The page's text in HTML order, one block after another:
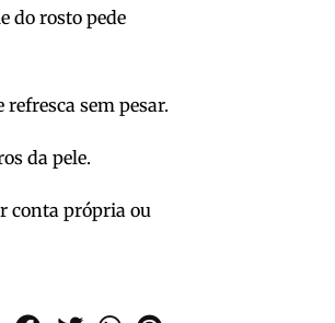
do rosto pede
sem pesar.
da pele.
conta própria ou